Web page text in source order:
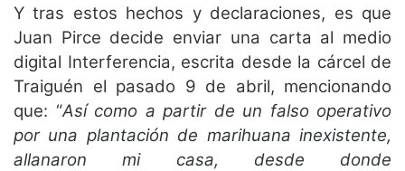
Y tras estos hechos y declaraciones, es que
Juan Pirce decide enviar una carta al medio
digital Interferencia, escrita desde la cárcel de
Traiguén el pasado 9 de abril, mencionando
que: “Así como a partir de un falso operativo
por una plantación de marihuana inexistente,
allanaron mi casa, desde donde